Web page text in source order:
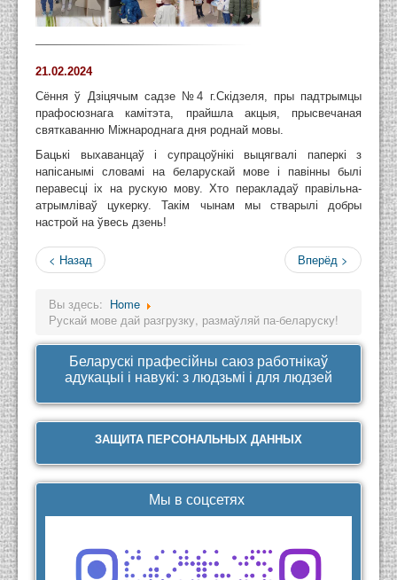
21.02.2024
Сёння ў Дзіцячым садзе №4 г.Скідзеля, пры падтрымцы
прафосюзнага камітэта, прайшла акцыя, прысвечаная
святкаванню Міжнароднага дня роднай мовы.
Бацькі выхаванцаў і супрацоўнікі выцягвалі паперкі з
напісанымі словамі на беларускай мове і павінны былі
перавесці іх на рускую мову. Хто перакладаў правільна-
атрымліваў цукерку. Такім чынам мы стварылі добры
настрой на ўвесь дзень!
< Назад Вперёд >
Вы здесь: Home
Рускай мове дай разгрузку, размаўляй па-беларуску!
Беларускі прафесійны саюз работнікаў
адукацыі і навукі: з людзьмі і для людзей
ЗАЩИТА ПЕРСОНАЛЬНЫХ ДАННЫХ
Мы в соцсетях